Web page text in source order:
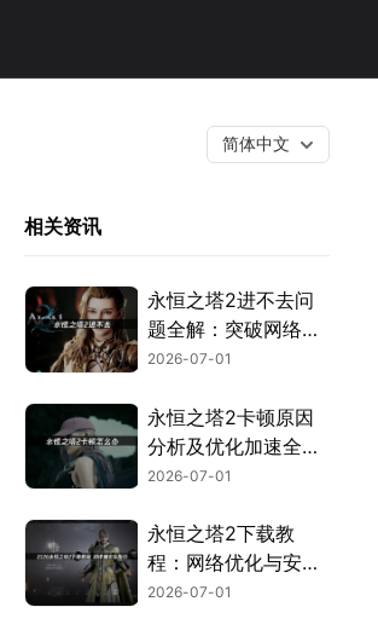
简体中文
相关资讯
永恒之塔2进不去问
题全解：突破网络与
验证封锁！
2026-07-01
永恒之塔2卡顿原因
分析及优化加速全攻
略！
2026-07-01
永恒之塔2下载教
程：网络优化与安装
全流程指南！
2026-07-01